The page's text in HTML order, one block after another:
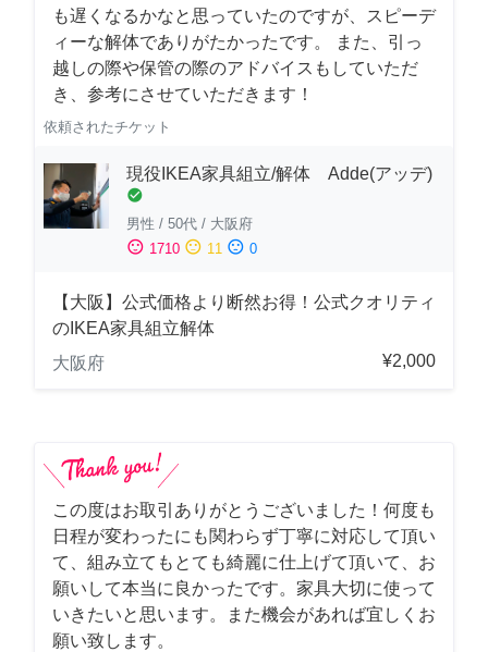
も遅くなるかなと思っていたのですが、スピーデ
ィーな解体でありがたかったです。 また、引っ
越しの際や保管の際のアドバイスもしていただ
き、参考にさせていただきます！
依頼されたチケット
現役IKEA家具組立/解体 Adde(アッデ)
check_circle
男性 / 50代 / 大阪府
sentiment_satisfied 1710 sentiment_neutral 11 sentiment_dissatisfied 0
【大阪】公式価格より断然お得！公式クオリティ
のIKEA家具組立解体
大阪府
¥2,000
この度はお取引ありがとうございました！何度も
日程が変わったにも関わらず丁寧に対応して頂い
て、組み立てもとても綺麗に仕上げて頂いて、お
願いして本当に良かったです。家具大切に使って
いきたいと思います。また機会があれば宜しくお
願い致します。